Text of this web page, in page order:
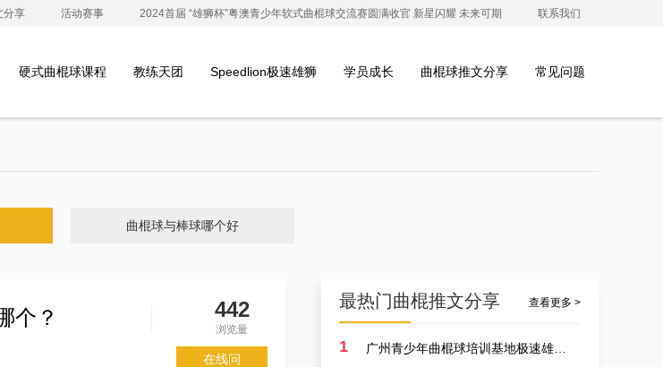
分享 活动赛事 2024首届 “雄狮杯”粤澳青少年软式曲棍球交流赛圆满收官 新星闪耀 未来可期 联系我们
硬式曲棍球课程 教练天团 Speedlion极速雄狮 学员成长 曲棍球推文分享 常见问题
曲棍球与棒球哪个好
个？ 442
浏览量
在线问
最热门曲棍推文分享 查看更多 >
1